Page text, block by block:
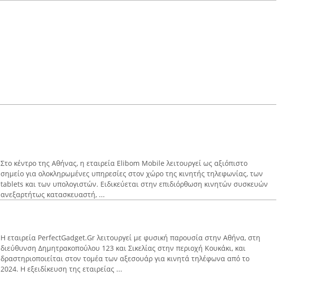
Στο κέντρο της Αθήνας, η εταιρεία Elibom Mobile λειτουργεί ως αξιόπιστο
σημείο για ολοκληρωμένες υπηρεσίες στον χώρο της κινητής τηλεφωνίας, των
tablets και των υπολογιστών. Ειδικεύεται στην επιδιόρθωση κινητών συσκευών
ανεξαρτήτως κατασκευαστή, ...
Η εταιρεία PerfectGadget.Gr λειτουργεί με φυσική παρουσία στην Αθήνα, στη
διεύθυνση Δημητρακοπούλου 123 και Σικελίας στην περιοχή Κουκάκι, και
δραστηριοποιείται στον τομέα των αξεσουάρ για κινητά τηλέφωνα από το
2024. Η εξειδίκευση της εταιρείας ...